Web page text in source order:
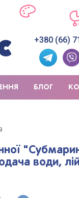
+380 (66)
БЛОГ
води,